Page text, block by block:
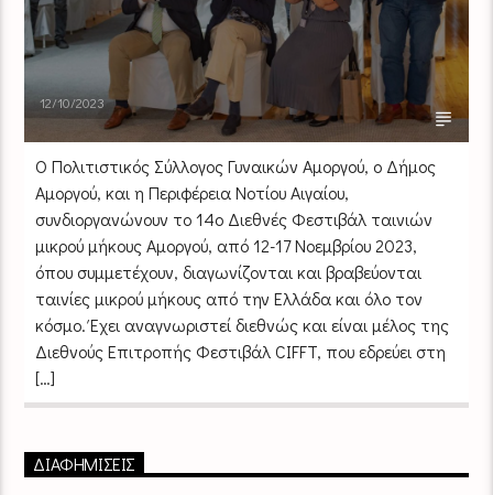
12/10/2023
Ο Πολιτιστικός Σύλλογος Γυναικών Αμοργού, ο Δήμος
Αμοργού, και η Περιφέρεια Νοτίου Αιγαίου,
συνδιοργανώνουν το 14ο Διεθνές Φεστιβάλ ταινιών
μικρού μήκους Αμοργού, από 12-17 Νοεμβρίου 2023,
όπου συμμετέχουν, διαγωνίζονται και βραβεύονται
ταινίες μικρού μήκους από την Ελλάδα και όλο τον
κόσμο. Έχει αναγνωριστεί διεθνώς και είναι μέλος της
Διεθνούς Επιτροπής Φεστιβάλ CIFFT, που εδρεύει στη
[…]
ΔΙΑΦΗΜΙΣΕΙΣ